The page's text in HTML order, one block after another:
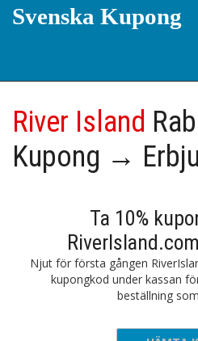
Svenska Kupong
River Island
Kupong →
Ta 10%
Njut för första gången
kupongkod under kassan
beställning